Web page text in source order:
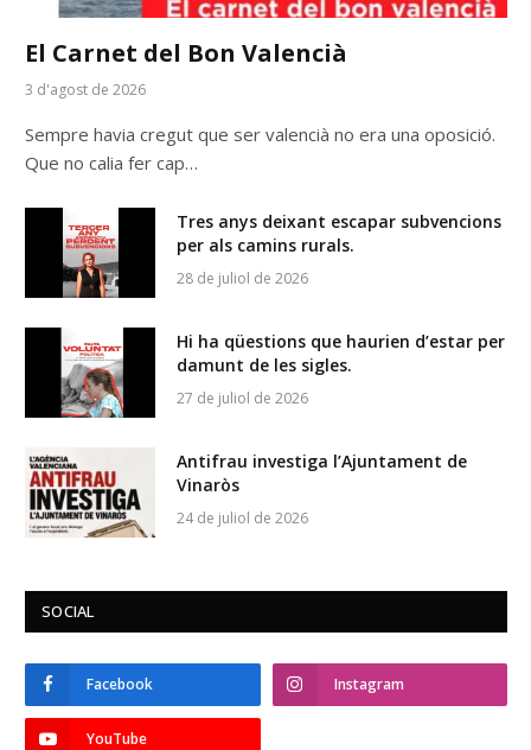
El Carnet del Bon Valencià
3 d'agost de 2026
Sempre havia cregut que ser valencià no era una oposició.
Que no calia fer cap…
Tres anys deixant escapar subvencions
per als camins rurals.
28 de juliol de 2026
Hi ha qüestions que haurien d’estar per
damunt de les sigles.
27 de juliol de 2026
Antifrau investiga l’Ajuntament de
Vinaròs
24 de juliol de 2026
SOCIAL
Facebook Instagram
YouTube